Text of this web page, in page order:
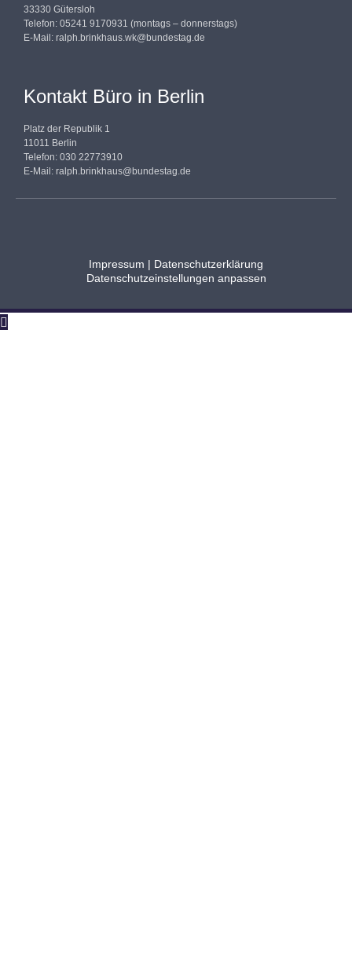
33330 Gütersloh
Telefon: 05241 9170931 (montags – donnerstags)
E-Mail: ralph.brinkhaus.wk@bundestag.de
Kontakt Büro in Berlin
Platz der Republik 1
11011 Berlin
Telefon: 030 22773910
E-Mail: ralph.brinkhaus@bundestag.de
Impressum | Datenschutzerklärung
Datenschutzeinstellungen anpassen